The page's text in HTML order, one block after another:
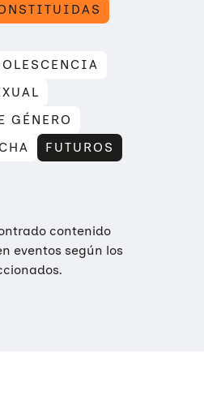
GÉNERO
FUTUROS
contenido
eventos según los